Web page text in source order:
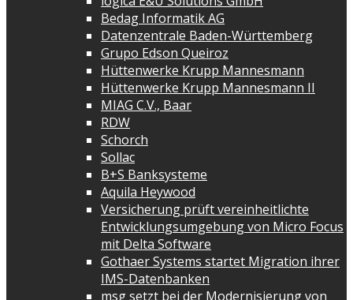
Bedag Informatik AG
Datenzentrale Baden-Württemberg
Grupo Edson Queiroz
Hüttenwerke Krupp Mannesmann
Hüttenwerke Krupp Mannesmann II
MIAG C.V., Baar
RDW
Schorch
Sollac
B+S Banksysteme
Aquila Heywood
Versicherung prüft vereinheitlichte
Entwicklungsumgebung von Micro Focus
mit Delta Software
Gothaer Systems startet Migration ihrer
IMS-Datenbanken
msg setzt bei der Modernisierung von